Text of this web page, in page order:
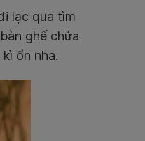
lạc qua tìm
ghế chứa
ổn nha.